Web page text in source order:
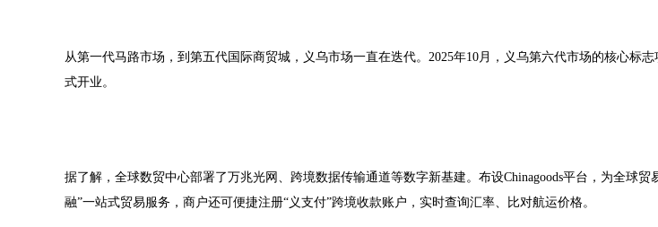
从第一代马路市场，到第五代国际商贸城，义乌市场一直在迭代。2025年10月，义乌第六代市场的核心标
式开业。
据了解，全球数贸中心部署了万兆光网、跨境数据传输通道等数字新基建。布设Chinagoods平台，为全球贸
融”一站式贸易服务，商户还可便捷注册“义支付”跨境收款账户，实时查询汇率、比对航运价格。